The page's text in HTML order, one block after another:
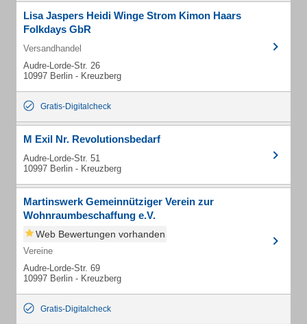
Lisa Jaspers Heidi Winge Strom Kimon Haars
Folkdays GbR
Versandhandel
Audre-Lorde-Str. 26
10997 Berlin - Kreuzberg
Gratis-Digitalcheck
M Exil Nr. Revolutionsbedarf
Audre-Lorde-Str. 51
10997 Berlin - Kreuzberg
Martinswerk Gemeinnütziger Verein zur
Wohnraumbeschaffung e.V.
Web Bewertungen vorhanden
Vereine
Audre-Lorde-Str. 69
10997 Berlin - Kreuzberg
Gratis-Digitalcheck